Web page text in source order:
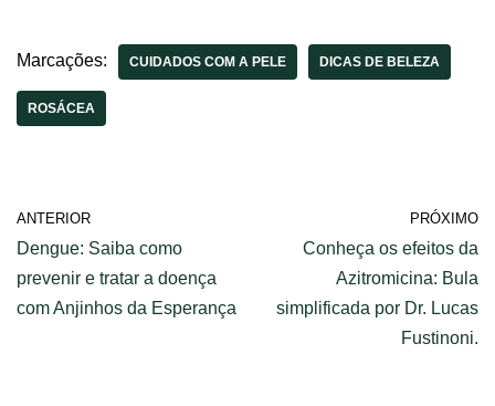
Marcações: CUIDADOS COM A PELE DICAS DE BELEZA
ROSÁCEA
ANTERIOR
Dengue: Saiba como
prevenir e tratar a doença
com Anjinhos da Esperança
PRÓXIMO
Conheça os efeitos da
Azitromicina: Bula
simplificada por Dr. Lucas
Fustinoni.